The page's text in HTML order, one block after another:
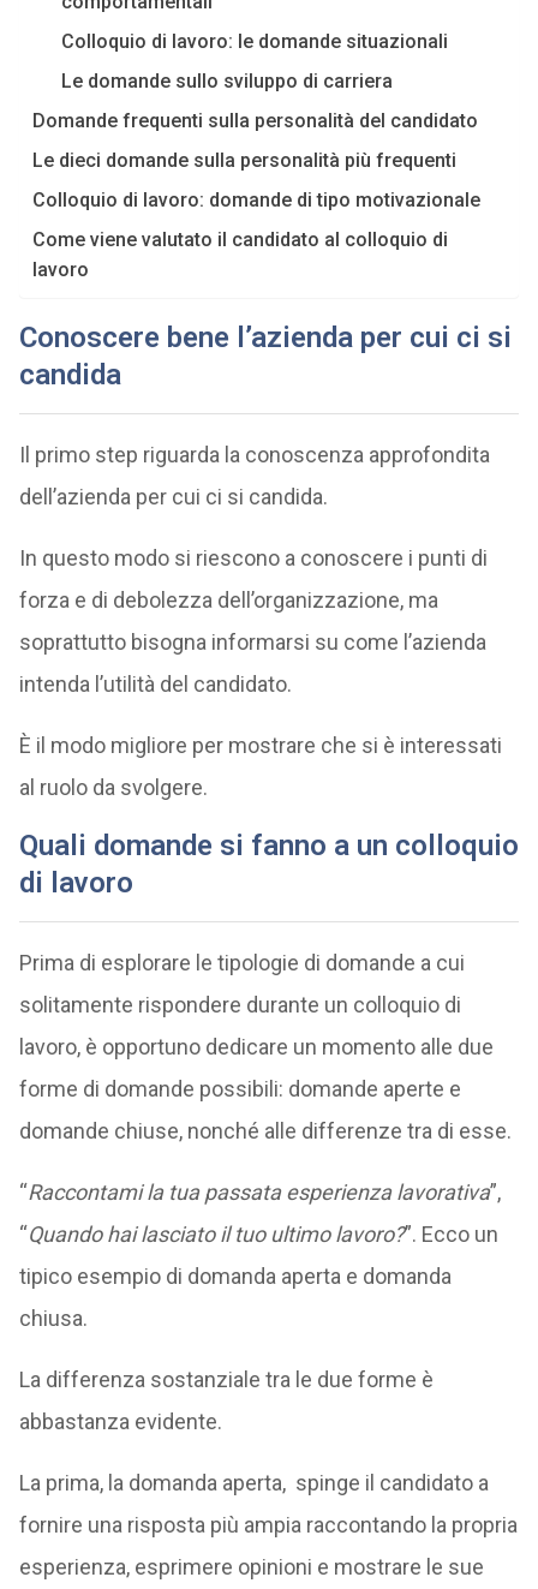
Colloquio di lavoro: le domande situazionali
Le domande sullo sviluppo di carriera
Domande frequenti sulla personalità del candidato
Le dieci domande sulla personalità più frequenti
Colloquio di lavoro: domande di tipo motivazionale
Come viene valutato il candidato al colloquio di
lavoro
Conoscere bene l’azienda per cui ci si
candida
Il primo step riguarda la conoscenza approfondita
dell’azienda per cui ci si candida.
In questo modo si riescono a conoscere i punti di
forza e di debolezza dell’organizzazione, ma
soprattutto bisogna informarsi su come l’azienda
intenda l’utilità del candidato.
È il modo migliore per mostrare che si è interessati
al ruolo da svolgere.
Quali domande si fanno a un colloquio
di lavoro
Prima di esplorare le tipologie di domande a cui
solitamente rispondere durante un colloquio di
lavoro, è opportuno dedicare un momento alle due
forme di domande possibili: domande aperte e
domande chiuse, nonché alle differenze tra di esse.
“Raccontami la tua passata esperienza lavorativa”,
“Quando hai lasciato il tuo ultimo lavoro?”. Ecco un
tipico esempio di domanda aperta e domanda
chiusa.
La differenza sostanziale tra le due forme è
abbastanza evidente.
La prima, la domanda aperta, spinge il candidato a
fornire una risposta più ampia raccontando la propria
esperienza, esprimere opinioni e mostrare le sue